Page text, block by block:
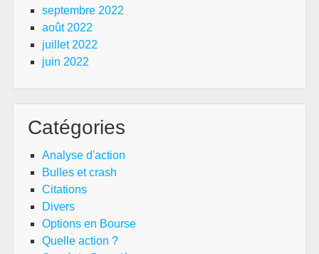
septembre 2022
août 2022
juillet 2022
juin 2022
Catégories
Analyse d'action
Bulles et crash
Citations
Divers
Options en Bourse
Quelle action ?